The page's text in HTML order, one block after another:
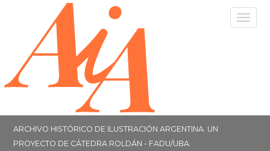
ARCHIVO HISTÓRICO DE ILUSTRACIÓN ARGENTINA. UN
PROYECTO DE CÁTEDRA ROLDÁN - FADU/UBA.